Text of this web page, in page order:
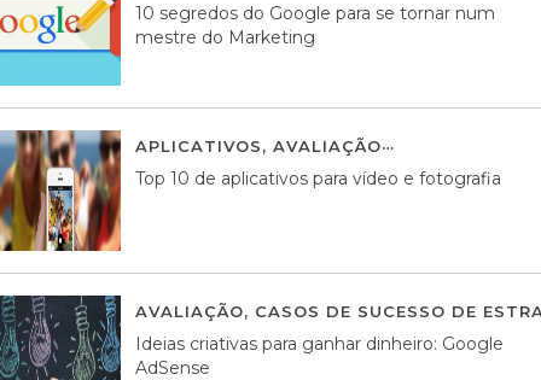
10 segredos do Google para se tornar num
mestre do Marketing
APLICATIVOS, AVALIAÇÃO
Top 10 de aplicativos para vídeo e fotografia
AVALIAÇÃO, CASOS DE SUCESSO DE
Ideias criativas para ganhar dinheiro: Google
AdSense